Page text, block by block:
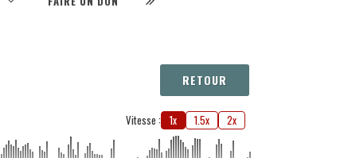
RETOUR
Vitesse : 1x 1.5x 2x